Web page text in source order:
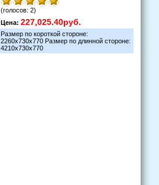
(голосов: 2)
Цена: 227,025.40руб.
Размер по короткой стороне:
2260х730х770 Размер по длинной стороне:
4210х730х770